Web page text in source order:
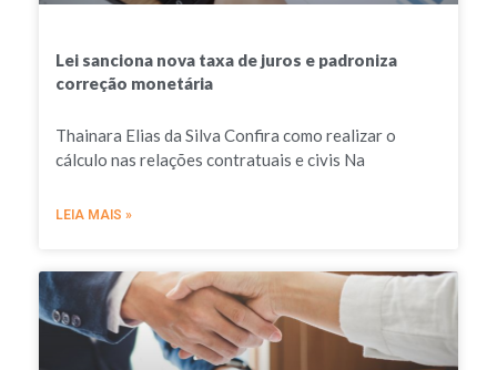
Lei sanciona nova taxa de juros e padroniza
correção monetária
Thainara Elias da Silva Confira como realizar o
cálculo nas relações contratuais e civis Na
LEIA MAIS »